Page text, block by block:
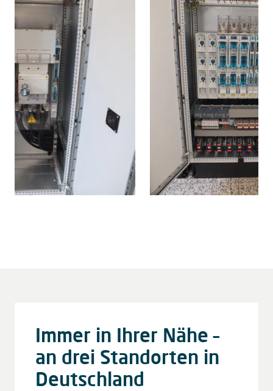
Immer in Ihrer Nähe –
an drei Standorten in
Deutschland